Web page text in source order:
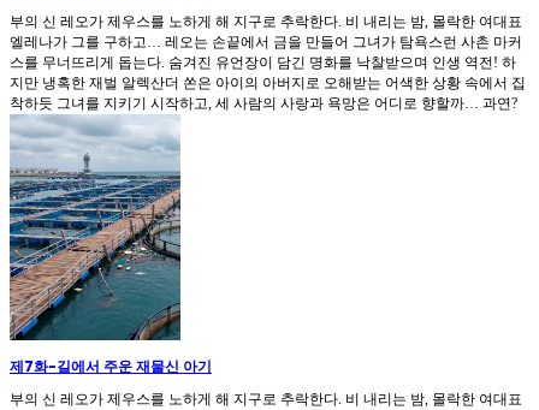
부의 신 레오가 제우스를 노하게 해 지구로 추락한다. 비 내리는 밤, 몰락한 여대표
엘레나가 그를 구하고… 레오는 손끝에서 금을 만들어 그녀가 탐욕스런 사촌 마커
스를 무너뜨리게 돕는다. 숨겨진 유언장이 담긴 명화를 낙찰받으며 인생 역전! 하
지만 냉혹한 재벌 알렉산더 쏜은 아이의 아버지로 오해받는 어색한 상황 속에서 집
착하듯 그녀를 지키기 시작하고, 세 사람의 사랑과 욕망은 어디로 향할까… 과연?
제7화-길에서 주운 재물신 아기
부의 신 레오가 제우스를 노하게 해 지구로 추락한다. 비 내리는 밤, 몰락한 여대표